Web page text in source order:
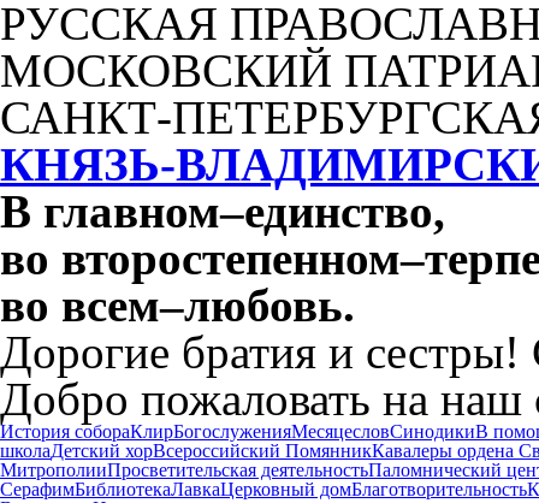
РУССКАЯ
МОСКОВСКИЙ
САНКТ-
КНЯЗЬ-
В главном–единство,
во второстепенном–
во всем–любовь.
Дорогие братия и
Добро пожаловать на наш
История собораКлирБогослуженияМесяцесловСинодикиВ
школаДетский хорВсероссийский ПомянникКавалеры ордена
МитрополииПросветительская деятельностьПаломнический
СерафимБиблиотекаЛавкаЦерковный домБлаготворительность